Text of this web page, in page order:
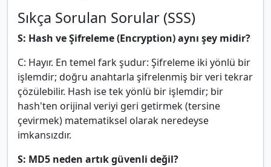
Sıkça Sorulan Sorular (SSS)
S: Hash ve Şifreleme (Encryption) aynı şey midir?
C: Hayır. En temel fark şudur: Şifreleme iki yönlü bir
işlemdir; doğru anahtarla şifrelenmiş bir veri tekrar
çözülebilir. Hash ise tek yönlü bir işlemdir; bir
hash'ten orijinal veriyi geri getirmek (tersine
çevirmek) matematiksel olarak neredeyse
imkansızdır.
S: MD5 neden artık güvenli değil?